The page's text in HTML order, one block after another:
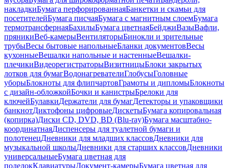
накладкиБумага перфорированнаяБанкетки и скамьи для
посетителейБумага писчаяБумага с магнитным слоемБумага
термотрансфернаяБахилыБумага цветнаяБейджиВазыВафли,
пряникиВеб-камерыВентиляторыБинокли и зрительные
трубыВесы бытовые напольныеБланки документовВесы
кухонныеВешалки напольные и настенныеВешалки-
плечикиВидеорегистраторыВизитницыБлоки закрытых
лотков для бумагВодонагревателиГлобусыГоловные
уборыБлокноты для флипчартовГрамоты и дипломыБлокноты
с дизайн-обложкойБочки и канистрыБрелоки для
ключейБулавкиДержатели для бумагДетекторы и упаковщики
банкнотДиктофоны цифровыеДискетыБумага копировальная
(копирка)Диски CD, DVD, BD (Blu-ray)Бумага масштабно-
координатнаяДиспенсеры для туалетной бумаги и
полотенецДневники для младших классовДневники для
музыкальной школыДневники для старших классовДневники
универсальныеБумага цветная для
поделокКлавиатурыДокумент-камерыБумага цветная для